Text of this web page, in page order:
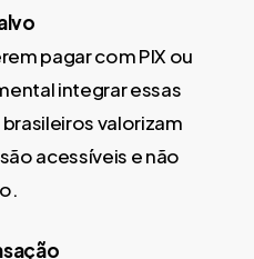
pagar com PIX ou
integrar essas
valorizam
acessíveis e não